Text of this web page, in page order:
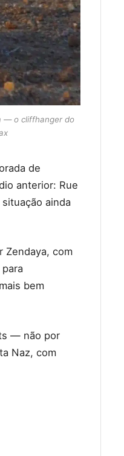
— o cliffhanger do
de
anterior: Rue
ainda
Zendaya, com
bem
— não por
Naz, com